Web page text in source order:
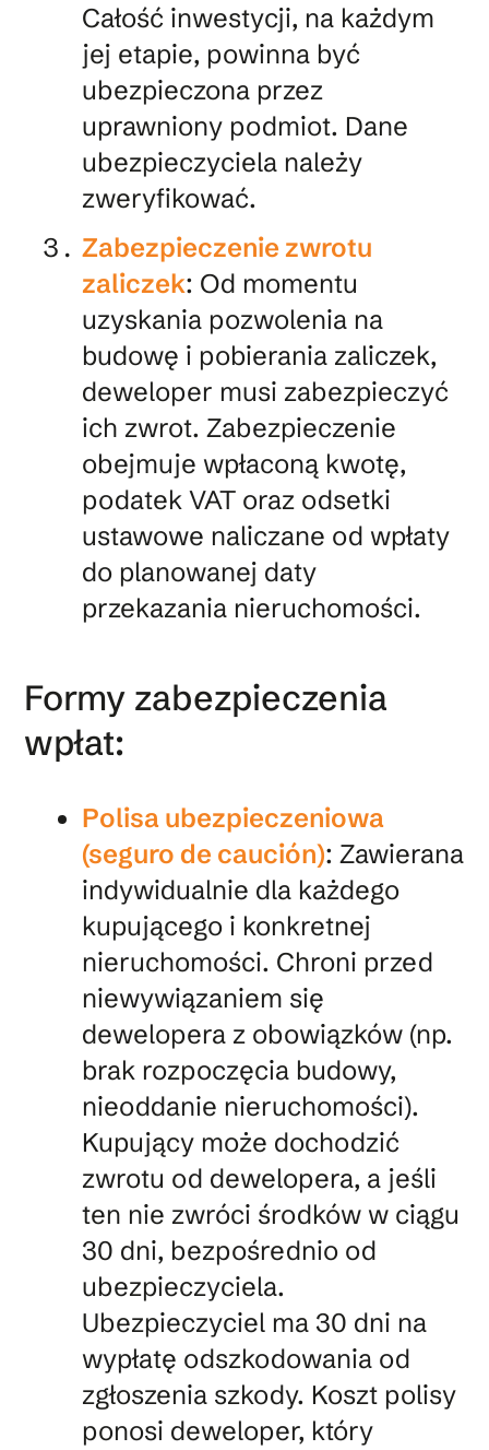
Całość inwestycji, na każdym
jej etapie, powinna być
ubezpieczona przez
uprawniony podmiot. Dane
ubezpieczyciela należy
zweryfikować.
Zabezpieczenie zwrotu
zaliczek: Od momentu
uzyskania pozwolenia na
budowę i pobierania zaliczek,
deweloper musi zabezpieczyć
ich zwrot. Zabezpieczenie
obejmuje wpłaconą kwotę,
podatek VAT oraz odsetki
ustawowe naliczane od wpłaty
do planowanej daty
przekazania nieruchomości.
Formy zabezpieczenia
wpłat:
Polisa ubezpieczeniowa
(seguro de caución): Zawierana
indywidualnie dla każdego
kupującego i konkretnej
nieruchomości. Chroni przed
niewywiązaniem się
dewelopera z obowiązków (np.
brak rozpoczęcia budowy,
nieoddanie nieruchomości).
Kupujący może dochodzić
zwrotu od dewelopera, a jeśli
ten nie zwróci środków w ciągu
30 dni, bezpośrednio od
ubezpieczyciela.
Ubezpieczyciel ma 30 dni na
wypłatę odszkodowania od
zgłoszenia szkody. Koszt polisy
ponosi deweloper, który